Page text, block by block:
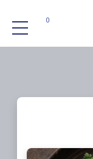
0